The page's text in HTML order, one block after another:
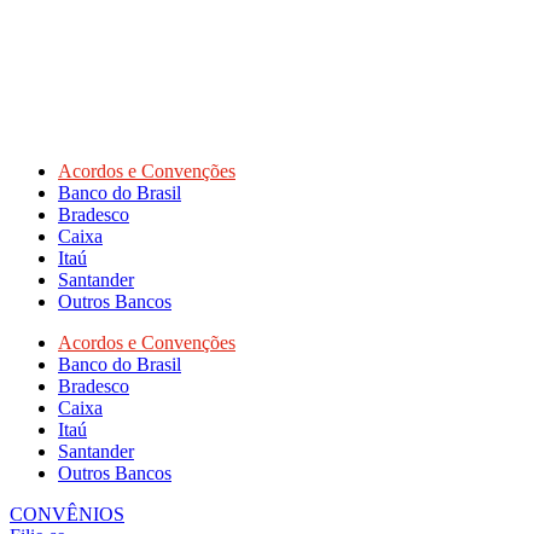
Acordos e Convenções
Banco do Brasil
Bradesco
Caixa
Itaú
Santander
Outros Bancos
Acordos e Convenções
Banco do Brasil
Bradesco
Caixa
Itaú
Santander
Outros Bancos
CONVÊNIOS